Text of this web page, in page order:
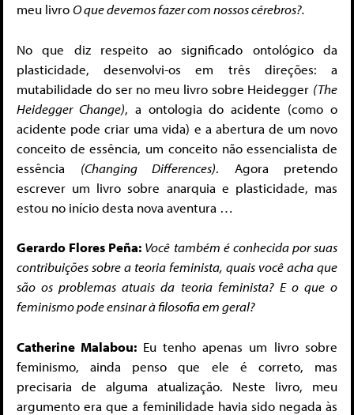
meu livroO que devemos fazer com nossos cérebros?.
No que diz respeito ao significado ontológico da
plasticidade, desenvolvi-os em três direções: a
mutabilidade do ser no meu livro sobre Heidegger (The
Heidegger Change), a ontologia do acidente (como o
acidente pode criar uma vida) e a abertura de um novo
conceito de essência, um conceito não essencialista de
essência (Changing Differences). Agora pretendo
escrever um livro sobre anarquia e plasticidade, mas
estou no início desta nova aventura …
Gerardo Flores Peña: Você também é conhecida por suas
contribuições sobre a teoria feminista, quais você acha que
são os problemas atuais da teoria feminista? E o que o
feminismo pode ensinar à filosofia em geral?
Catherine Malabou: Eu tenho apenas um livro sobre
feminismo, ainda penso que ele é correto, mas
precisaria de alguma atualização. Neste livro, meu
argumento era que a feminilidade havia sido negada às